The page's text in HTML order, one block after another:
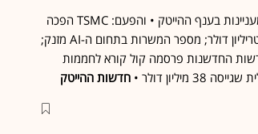
המדור של גלובס מציג מדי שבוע את כל החדשות המעניינות בענף ההייטק • והפעם: TSMC הפכה
לחברה הטייוואנית הראשונה שהגיעה לשווי שוק של טריליון דולר; מספר המשרות בתחום ה-AI מזנק;
החדשנות פרסמה קול קורא לחממות
דולר •
חדשות ההייטק